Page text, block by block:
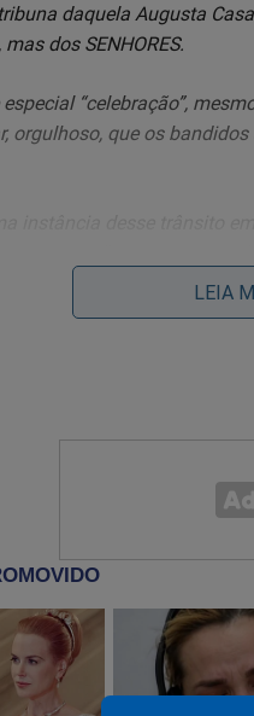
daquela Augusta
dos SENHORES.
“celebração”,
orgulhoso, que os
dos corruptos e dos
país do mundo civilizado
contorcida e ininteligível, a
já percebido por
agora, milhares de
todos os futuros
DIREITO DE
LEIA